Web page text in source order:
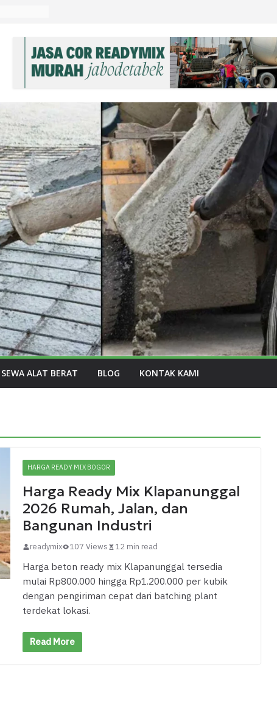
ALAT BERAT BLOG KONTAK KAMI
HARGA READY MIX BOGOR
Harga Ready Mix Klapanunggal
2026 Rumah, Jalan, dan
Bangunan Industri
readymix 107 Views 12 min read
Harga beton ready mix Klapanunggal tersedia
mulai Rp800.000 hingga Rp1.200.000 per kubik
dengan pengiriman cepat dari batching plant
terdekat lokasi.
Read More